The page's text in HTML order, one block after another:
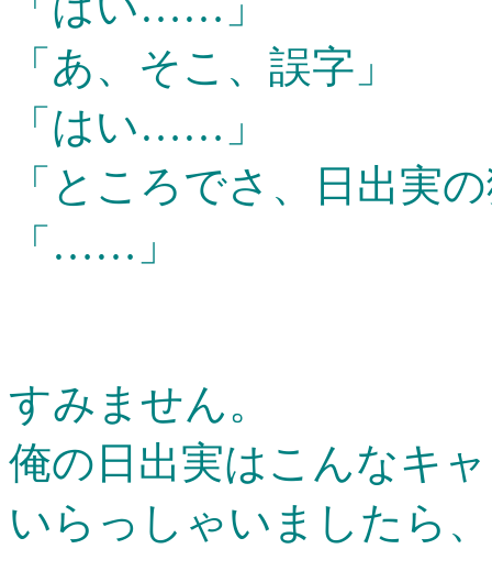
「あ、そこ、誤字」
「はい……」
「ところでさ、日出実
「……」
すみません。
俺の日出実はこんなキ
いらっしゃいましたら